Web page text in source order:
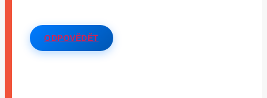
ODPOVĚDĚT